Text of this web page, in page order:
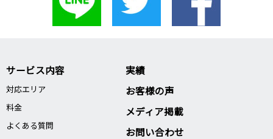
サービス内容
対応エリア
料金
よくある質問
実績
お客様の声
メディア掲載
お問い合わせ